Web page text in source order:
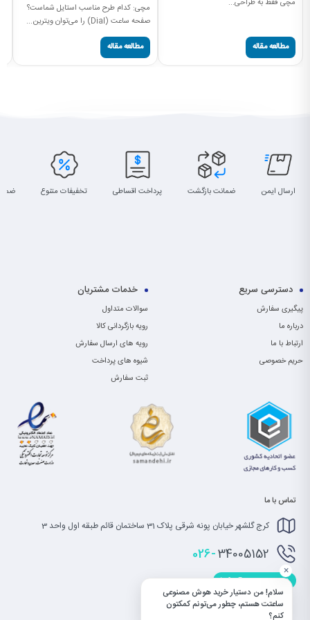
مچی فقط به طراحی...
مطالعه مقاله
مچی: کدام طرح مناسب استایل شماست؟
صفحه ساعت (Dial) را می‌توان ویترین...
مطالعه مقاله
ارسال ایمن ضمانت بازگشت پرداخت اقساطی تخفیفات متنوع
دسترسی سریع
پیگیری سفارش
درباره ما
ارتباط با ما
حریم خصوصی
خدمات مشتریان
سوالات متداول
رویه بازگردانی کالا
رویه های ارسال سفارش
شیوه های پرداخت
ثبت سفارش
تماس با ما
کرج گلشهر خیابان پونه شرقی پلاک 31 ساختمان قائم طبقه اول واحد 3
026-34005152
info@saatet.com
سلام! من دستیار خرید هوش مصنوعی
ساعتت هستم، چطور می‌تونم کمکتون
کنم؟
×